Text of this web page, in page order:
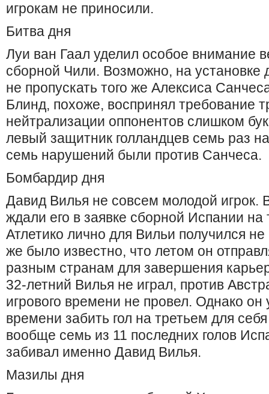
игрокам не приносили.
Битва дня
Луи ван Гаал уделил особое внимание
сборной Чили. Возможно, на установке
не пропускать того же Алексиса
Блинд, похоже, воспринял требование
нейтрализации оппонентов слишком
левый защитник голландцев семь раз
семь нарушений были против Санчеса.
Бомбардир дня
Давид Вилья не совсем молодой игрок.
ждали его в заявке сборной Испании на
Атлетико лично для Вильи получился
же было известно, что летом он
разным странам для завершения
32-летний Вилья не играл, против
игрового времени не провел. Однако он
времени забить гол на третьем для
вообще семь из 11 последних голов
забивал именно Давид Вилья.
Мазилы дня